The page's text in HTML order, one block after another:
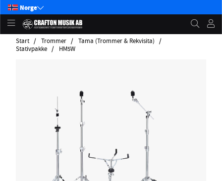
Norge
Start Trommer
Tama (Trommer & Rekvisita)
Stativpakke
HM5W